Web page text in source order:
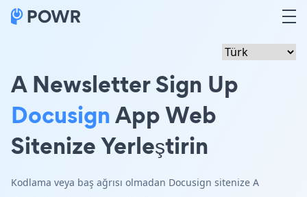
A Newsletter Sign Up
DocusignApp Web
Sitenize Yerleştirin
Kodlama veya baş ağrısı olmadan Docusign sitenize A